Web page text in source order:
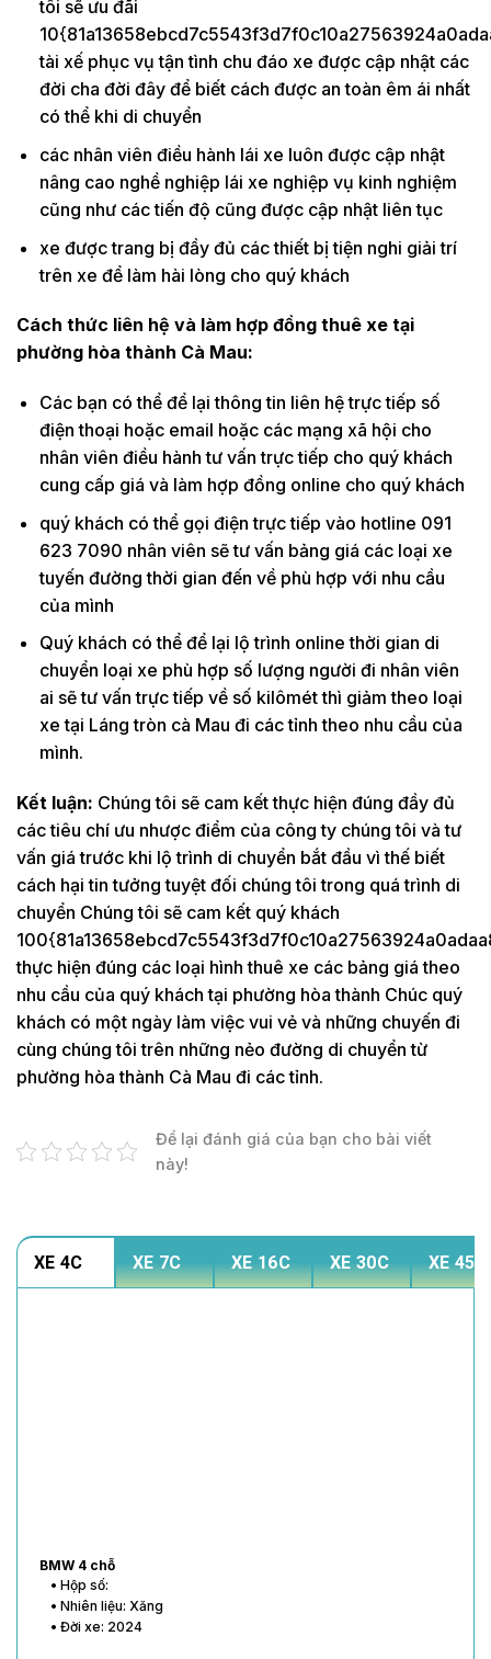
tôi sẽ ưu đãi
tài xế phục vụ tận tình chu đáo xe được cập nhật các
đời cha đời đây để biết cách được an toàn êm ái nhất
có thể khi di chuyển
các nhân viên điều hành lái xe luôn được cập nhật
nâng cao nghề nghiệp lái xe nghiệp vụ kinh nghiệm
cũng như các tiến độ cũng được cập nhật liên tục
xe được trang bị đầy đủ các thiết bị tiện nghi giải trí
trên xe để làm hài lòng cho quý khách
Cách thức liên hệ và làm hợp đồng thuê xe tại
phường hòa thành Cà Mau:
Các bạn có thể để lại thông tin liên hệ trực tiếp số
điện thoại hoặc email hoặc các mạng xã hội cho
nhân viên điều hành tư vấn trực tiếp cho quý khách
cung cấp giá và làm hợp đồng online cho quý khách
quý khách có thể gọi điện trực tiếp vào hotline 091
623 7090 nhân viên sẽ tư vấn bảng giá các loại xe
tuyến đường thời gian đến về phù hợp với nhu cầu
của mình
Quý khách có thể để lại lộ trình online thời gian di
chuyển loại xe phù hợp số lượng người đi nhân viên
ai sẽ tư vấn trực tiếp về số kilômét thì giảm theo loại
xe tại Láng tròn cà Mau đi các tỉnh theo nhu cầu của
mình.
Kết luận: Chúng tôi sẽ cam kết thực hiện đúng đầy đủ
các tiêu chí ưu nhược điểm của công ty chúng tôi và tư
vấn giá trước khi lộ trình di chuyển bắt đầu vì thế biết
cách hại tin tưởng tuyệt đối chúng tôi trong quá trình di
chuyển Chúng tôi sẽ cam kết quý khách
thực hiện đúng các loại hình thuê xe các bảng giá theo
nhu cầu của quý khách tại phường hòa thành Chúc quý
khách có một ngày làm việc vui vẻ và những chuyến đi
cùng chúng tôi trên những nẻo đường di chuyển từ
phường hòa thành Cà Mau đi các tỉnh.
Để lại đánh giá của bạn cho bài viết
này!
XE 4C XE 7C XE 16C XE 30C XE 45C
BMW 4 chỗ
• Hộp số:
• Nhiên liệu: Xăng
• Đời xe: 2024